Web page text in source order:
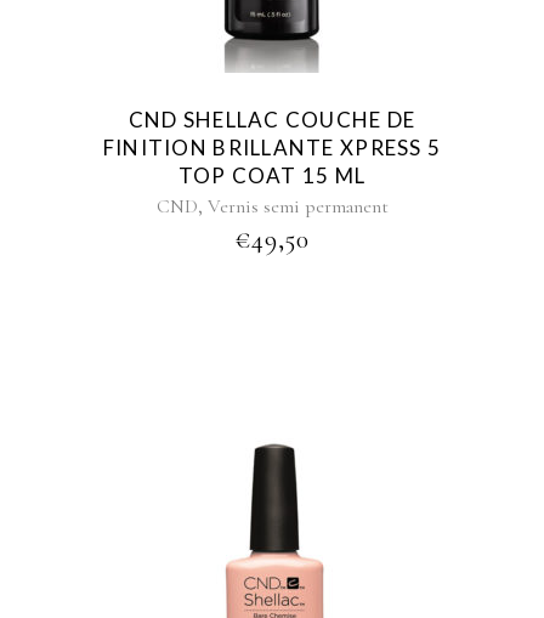
CND SHELLAC COUCHE DE
FINITION BRILLANTE XPRESS 5
TOP COAT 15 ML
CND, Vernis semi permanent
€49,50